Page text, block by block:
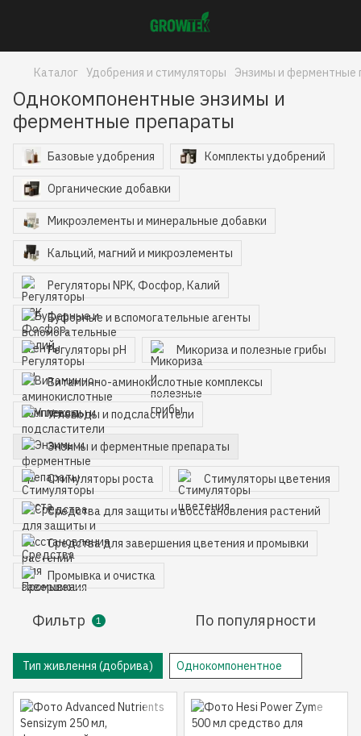
Каталог Удобрения и стимуляторы Энзимы и ферментные
Однокомпонентные энзимы и
ферментные препараты
Базовые удобрения Комплекты удобрений
Органические добавки
Микроэлементы и минеральные добавки
Кальций, магний и микроэлементы
Регуляторы NPK, Фосфор, Калий
Буферные и вспомогательные агенты
Регуляторы pH Микориза и полезные грибы
Витаминно-аминокислотные комплексы
Углеводы и подсластители
Энзимы и ферментные препараты
Стимуляторы роста Стимуляторы цветения
Средства для защиты и восстановления растений
Средства для завершения цветения и промывки
Промывка и очистка
Фильтр 1 По популярности
Тип живлення (добрива) Однокомпонентное